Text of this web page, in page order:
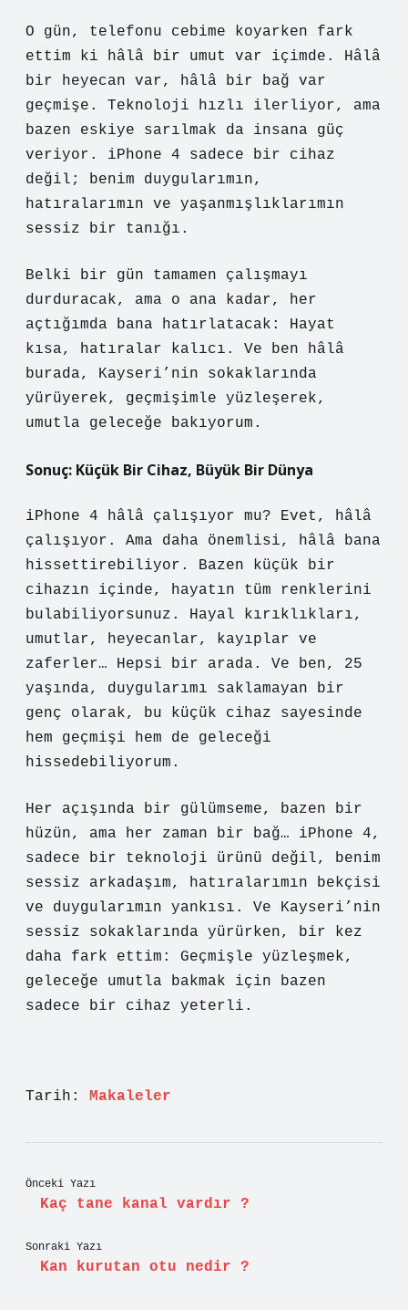
O gün, telefonu cebime koyarken fark
ettim ki hâlâ bir umut var içimde. Hâlâ
bir heyecan var, hâlâ bir bağ var
geçmişe. Teknoloji hızlı ilerliyor, ama
bazen eskiye sarılmak da insana güç
veriyor. iPhone 4 sadece bir cihaz
değil; benim duygularımın,
hatıralarımın ve yaşanmışlıklarımın
sessiz bir tanığı.
Belki bir gün tamamen çalışmayı
durduracak, ama o ana kadar, her
açtığımda bana hatırlatacak: Hayat
kısa, hatıralar kalıcı. Ve ben hâlâ
burada, Kayseri’nin sokaklarında
yürüyerek, geçmişimle yüzleşerek,
umutla geleceğe bakıyorum.
Sonuç: Küçük Bir Cihaz, Büyük Bir Dünya
iPhone 4 hâlâ çalışıyor mu? Evet, hâlâ
çalışıyor. Ama daha önemlisi, hâlâ bana
hissettirebiliyor. Bazen küçük bir
cihazın içinde, hayatın tüm renklerini
bulabiliyorsunuz. Hayal kırıklıkları,
umutlar, heyecanlar, kayıplar ve
zaferler… Hepsi bir arada. Ve ben, 25
yaşında, duygularımı saklamayan bir
genç olarak, bu küçük cihaz sayesinde
hem geçmişi hem de geleceği
hissedebiliyorum.
Her açışında bir gülümseme, bazen bir
hüzün, ama her zaman bir bağ… iPhone 4,
sadece bir teknoloji ürünü değil, benim
sessiz arkadaşım, hatıralarımın bekçisi
ve duygularımın yankısı. Ve Kayseri’nin
sessiz sokaklarında yürürken, bir kez
daha fark ettim: Geçmişle yüzleşmek,
geleceğe umutla bakmak için bazen
sadece bir cihaz yeterli.
Tarih: Makaleler
Önceki Yazı
Kaç tane kanal vardır ?
Sonraki Yazı
Kan kurutan otu nedir ?